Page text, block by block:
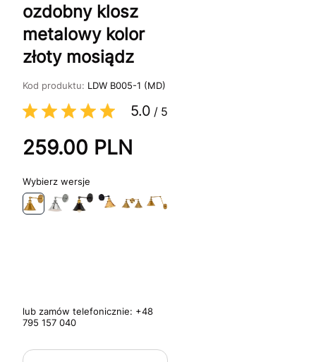
ozdobny klosz
metalowy kolor
złoty mosiądz
Kod produktu: LDW B005-1 (MD)
5.0 / 5
259.00 PLN
wersje
lub zamów telefonicznie: +48
795 157 040